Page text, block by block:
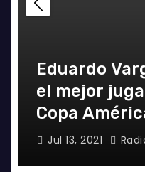
Eduardo
el mejor
Copa
Jul 13, 2021